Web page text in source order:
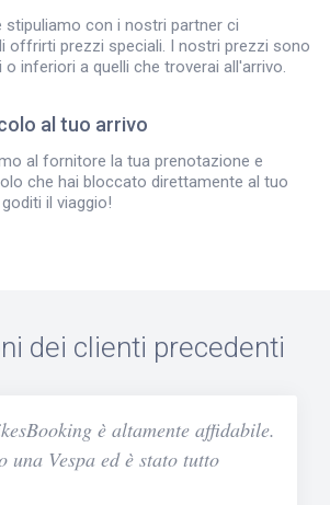
stipuliamo con i nostri partner ci
offrirti prezzi speciali. I nostri prezzi sono
o inferiori a quelli che troverai all'arrivo.
al tuo arrivo
al fornitore la tua prenotazione e
che hai bloccato direttamente al tuo
il viaggio!
dei clienti precedenti
è altamente affidabile.
una Vespa ed è stato tutto